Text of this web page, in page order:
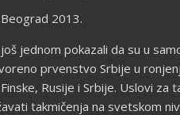
2013.
jednom pokazali da su u
prvenstvo Srbije u
Rusije i Srbije. Uslovi
takmičenja na svetskom